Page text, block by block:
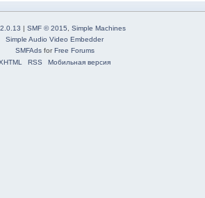
| SMF © 2015
Simple Machines
Simple Audio Video Embedder
SMFAdsforFree Forums
RSS Мобильная версия